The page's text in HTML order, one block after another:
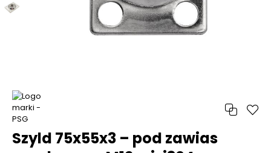
Szyld 75x55x3 – pod zawias